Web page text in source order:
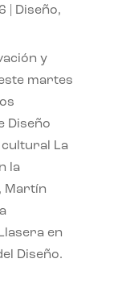
Diseño,
y
martes
Diseño
cultural La
la
Martín
en
Diseño.